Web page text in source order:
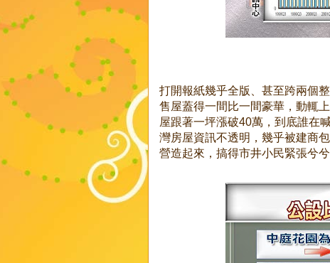
打開報紙幾乎全版、甚至跨兩個
售屋蓋得一間比一間豪華，動輒
屋跟著一坪漲破40萬，到底誰在
灣房屋資訊不透明，幾乎被建商
營造起來，搞得市井小民緊張兮